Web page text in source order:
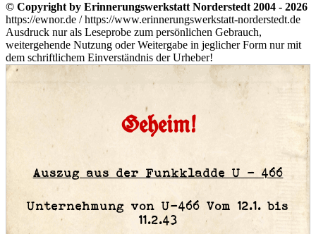
© Copyright by Erinnerungswerkstatt Norderstedt 2004 - 2026
https://ewnor.de / https://www.erinnerungswerkstatt-norderstedt.de
Ausdruck nur als Leseprobe zum persönlichen Gebrauch,
weitergehende Nutzung oder Weitergabe in jeglicher Form nur mit
dem schriftlichem Einverständnis der Urheber!
Geheim!
Auszug aus der Funkkladde U - 466
Unternehmung von U-466 Vom 12.1. bis
11.2.43